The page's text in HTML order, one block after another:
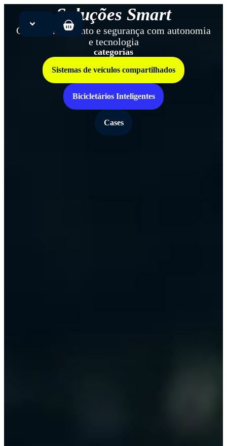
Soluções
Produtos
Soluções Smart
Compartilhamento e segurança com autonomia
e tecnologia
categorias
Sistemas de veículos compartilhados
Bicicletários Inteligentes
Cases